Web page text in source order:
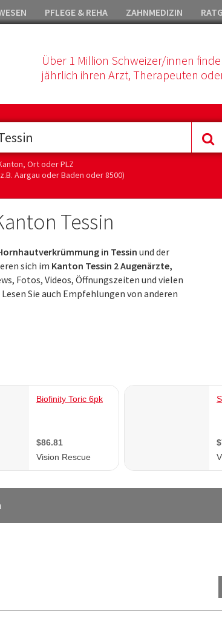
PFLEGE & REHA ZAHNMEDIZIN
Über 1 Million Schweizer/innen
jährlich ihren Arzt, Therapeuten
Ort oder PLZ
Aargau oder Baden oder 8500)
Tessin
in Tessinund der
sich im Kanton Tessin 2 Augenärzte,
Fotos, Videos, Öffnungszeiten und vielen
Sie auch Empfehlungen von anderen